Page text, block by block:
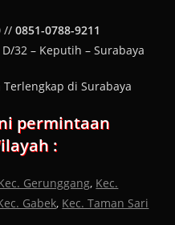
//0851-0788-9211
32 – Keputih – Surabaya
di Surabaya
permintaan
:
Gerunggang, Kec.
Gabek, Kec. Taman Sari